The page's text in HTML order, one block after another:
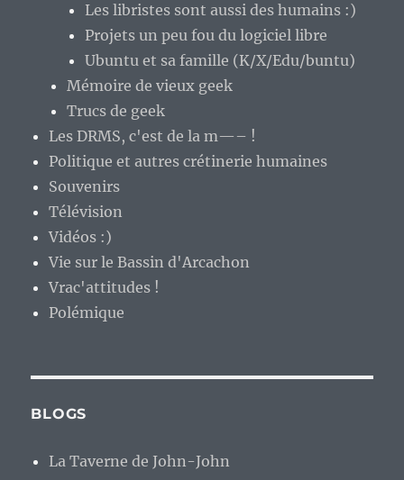
Les libristes sont aussi des humains :)
Projets un peu fou du logiciel libre
Ubuntu et sa famille (K/X/Edu/buntu)
Mémoire de vieux geek
Trucs de geek
Les DRMS, c'est de la m—– !
Politique et autres crétinerie humaines
Souvenirs
Télévision
Vidéos :)
Vie sur le Bassin d'Arcachon
Vrac'attitudes !
Polémique
BLOGS
La Taverne de John-John